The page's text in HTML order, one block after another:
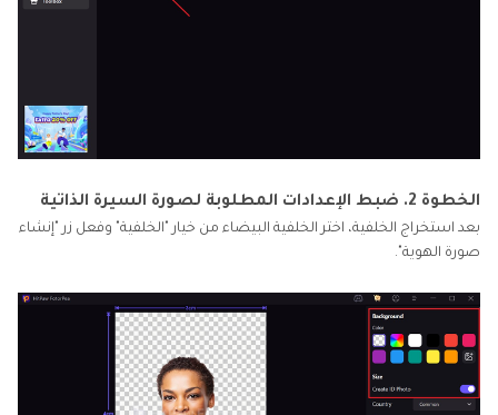
الخطوة 2. ضبط الإعدادات المطلوبة لصورة السيرة الذاتية
بعد استخراج الخلفية، اختر الخلفية البيضاء من خيار "الخلفية" وفعل زر "إنشاء
صورة الهوية".